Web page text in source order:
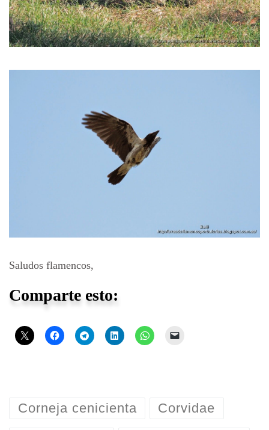
Saludos flamencos,
Comparte esto:
Corneja cenicienta Corvidae